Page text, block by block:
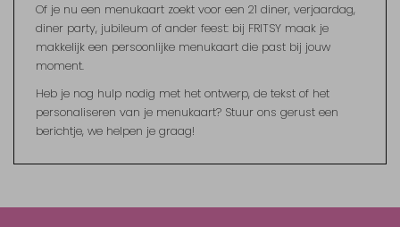
Of je nu een menukaart zoekt voor een 21 diner, verjaardag,
diner party, jubileum of ander feest: bij FRITSY maak je
makkelijk een persoonlijke menukaart die past bij jouw
moment.
Heb je nog hulp nodig met het ontwerp, de tekst of het
personaliseren van je menukaart? Stuur ons gerust een
berichtje, we helpen je graag!